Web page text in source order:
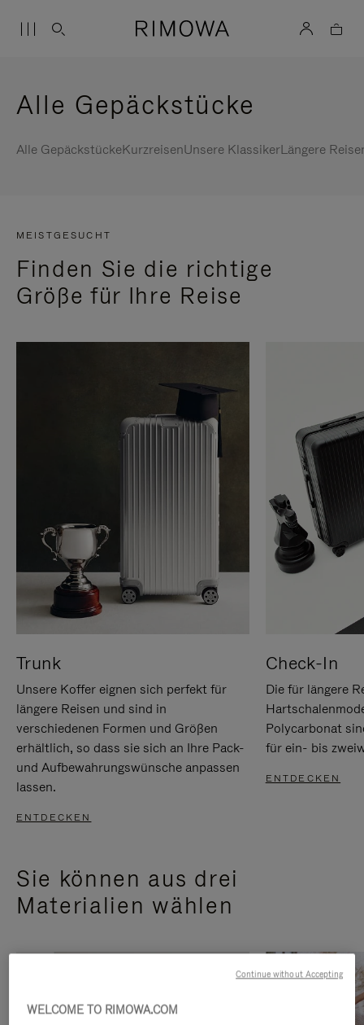
Alle Gepäckstücke
Alle GepäckstückeKurzreisenUnsere KlassikerLängere
MEISTGESUCHT
Finden Sie die richtige
Größe für Ihre Reise
Trunk
Unsere Koffer eignen sich perfekt für
längere Reisen und sind in
verschiedenen Formen und Größen
erhältlich, so dass sie sich an Ihre Pack-
und Aufbewahrungswünsche anpassen
lassen.
ENTDECKEN
Check-In
Die für längere
Polycarbonat
für ein- bis
ENTDECKEN
Sie können aus drei
Materialien wählen
WELCOME TO RIMOWA.COM
Continue without Accepting